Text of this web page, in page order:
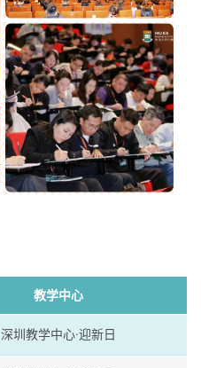
教学中心
深圳教学中心·迎新日